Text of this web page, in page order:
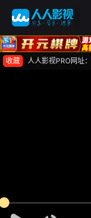
收藏 人人影视PRO网址：